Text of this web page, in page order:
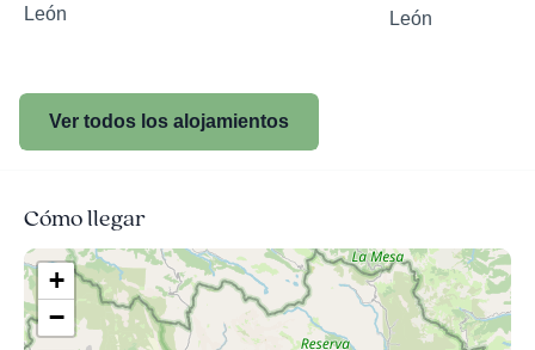
León
León
Ver todos los alojamientos
Cómo llegar
+
−